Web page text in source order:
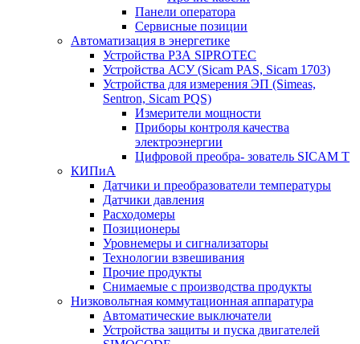
Панели оператора
Сервисные позиции
Автоматизация в энергетике
Устройства РЗА SIPROTEC
Устройства АСУ (Sicam PAS, Sicam 1703)
Устройства для измерения ЭП (Simeas,
Sentron, Sicam PQS)
Измерители мощности
Приборы контроля качества
электроэнергии
Цифровой преобра- зователь SICAM T
КИПиА
Датчики и преобразователи температуры
Датчики давления
Расходомеры
Позиционеры
Уровнемеры и сигнализаторы
Технологии взвешивания
Прочие продукты
Снимаемые с производства продукты
Низковольтная коммутационная аппаратура
Автоматические выключатели
Устройства защиты и пуска двигателей